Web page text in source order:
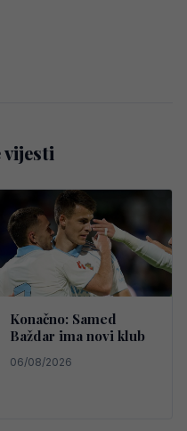
vijesti
Konačno: Samed
Baždar ima novi klub
06/08/2026